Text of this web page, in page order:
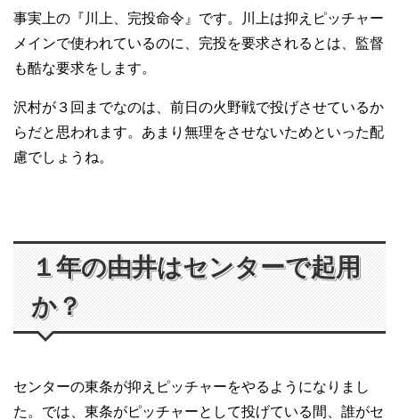
事実上の『川上、完投命令』です。川上は抑えピッチャー
メインで使われているのに、完投を要求されるとは、監督
も酷な要求をします。
沢村が３回までなのは、前日の火野戦で投げさせているか
らだと思われます。あまり無理をさせないためといった配
慮でしょうね。
１年の由井はセンターで起用
か？
センターの東条が抑えピッチャーをやるようになりまし
た。では、東条がピッチャーとして投げている間、誰がセ